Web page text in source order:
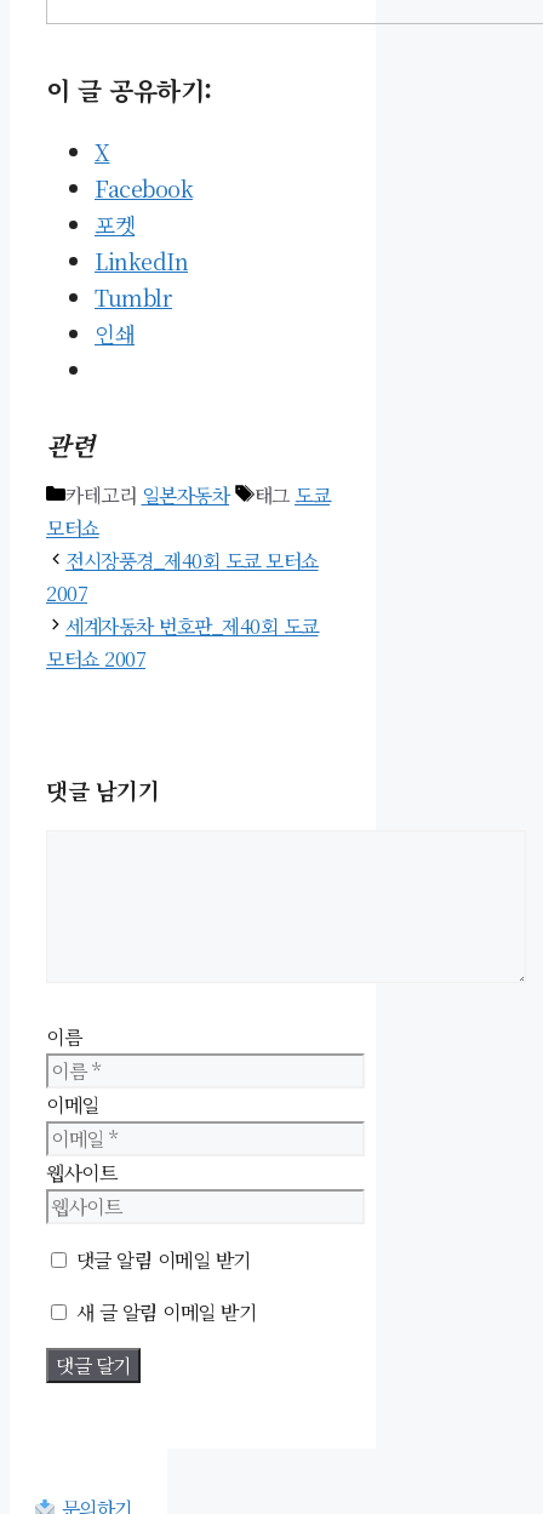
이 글 공유하기:
X
Facebook
포켓
LinkedIn
Tumblr
인쇄
관련
카테고리 일본자동차 태그도쿄
모터쇼
전시장풍경_제40회 도쿄 모터쇼
2007
세계자동차 번호판_제40회 도쿄
모터쇼 2007
댓글 남기기
이름
이메일
웹사이트
댓글 알림 이메일 받기
새 글 알림 이메일 받기